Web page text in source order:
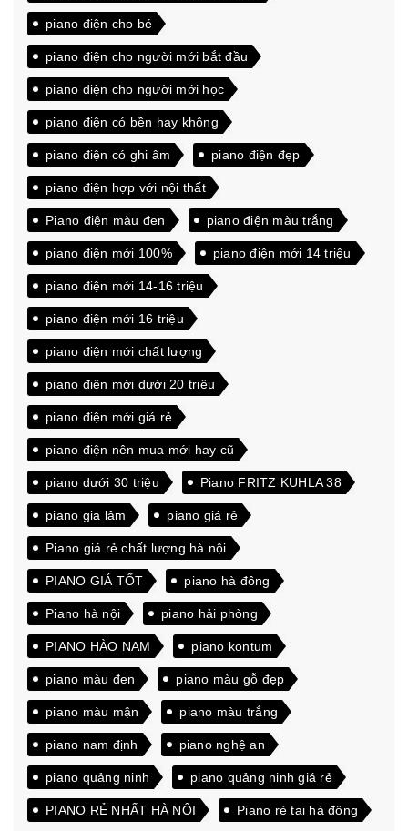
piano điện cho bé
piano điện cho người mới bắt đầu
piano điện cho người mới học
piano điện có bền hay không
piano điện có ghi âm piano điện đẹp
piano điện hợp với nội thất
Piano điện màu đen piano điện màu trắng
piano điện mới 100% piano điện mới 14 triệu
piano điện mới 14-16 triệu
piano điện mới 16 triệu
piano điện mới chất lượng
piano điện mới dưới 20 triệu
piano điện mới giá rẻ
piano điện nên mua mới hay cũ
piano dưới 30 triệu Piano FRITZ KUHLA 38
piano gia lâm piano giá rẻ
Piano giá rẻ chất lượng hà nội
PIANO GIÁ TỐT piano hà đông
Piano hà nội piano hải phòng
PIANO HÀO NAM piano kontum
piano màu đen piano màu gỗ đẹp
piano màu mận piano màu trắng
piano nam định piano nghệ an
piano quảng ninh piano quảng ninh giá rẻ
PIANO RẺ NHẤT HÀ NỘI Piano rẻ tại hà đông